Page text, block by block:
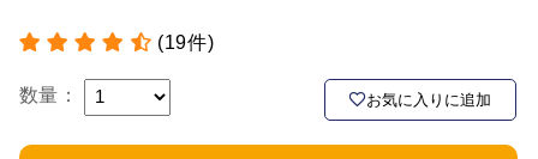
(19件)
数量： お気に入りに追加